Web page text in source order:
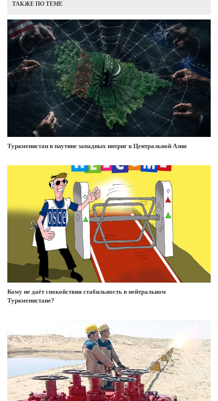
ТАКЖЕ ПО ТЕМЕ
Туркменистан в паутине западных интриг в Центральной Азии
Кому не даёт спокойствия стабильность в нейтральном
Туркменистане?